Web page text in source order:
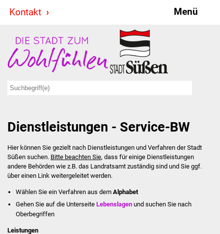
Kontakt Menü
Stadt & Politik
Bürgermeister
Ausschüsse
Ratsinformationssystem
Jugendbeirat
Summerrockfestival
Dienstleistungen - Service-BW
Hier können Sie gezielt nach Dienstleistungen und Verfahren der Stadt
Süßen suchen. Bitte beachten Sie, dass für einige Dienstleistungen
andere Behörden wie z.B. das Landratsamt zuständig sind und Sie ggf.
über einen Link weitergeleitet werden.
Wählen Sie ein Verfahren aus dem Alphabet
Gehen Sie auf die UnterseiteLebenslagen und suchen Sie nach
Oberbegriffen
Leistungen